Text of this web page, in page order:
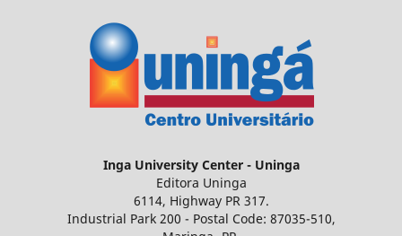
Inga University Center - Uninga
Editora Uninga
6114, Highway PR 317.
Industrial Park 200 - Postal Code: 87035-510,